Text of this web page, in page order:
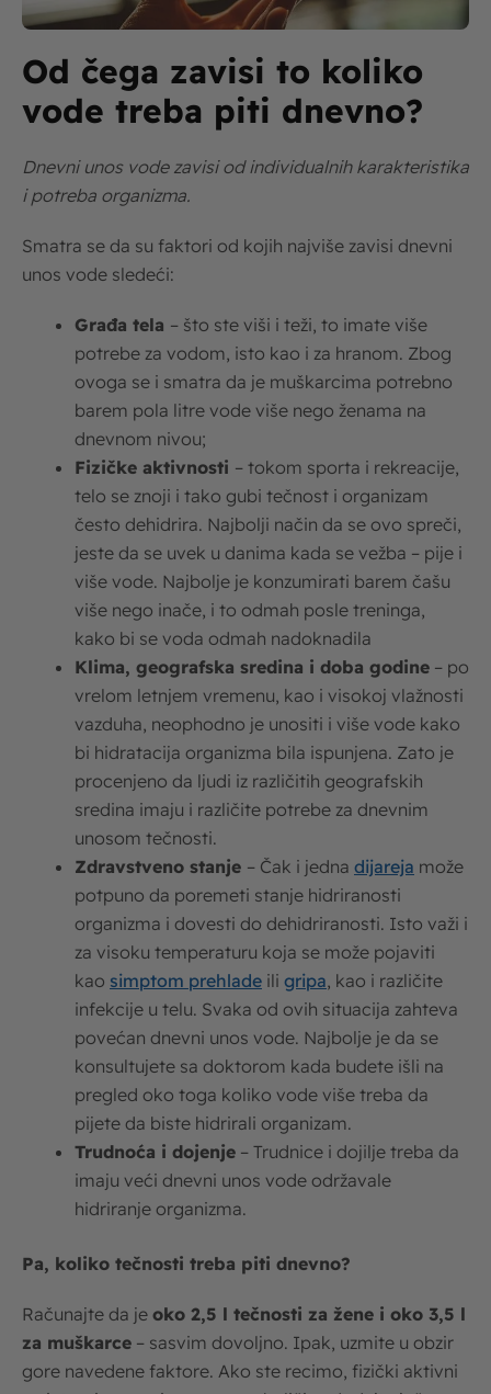
Od čega zavisi to koliko
vode treba piti dnevno?
Dnevni unos vode zavisi od individualnih karakteristika
i potreba organizma.
Smatra se da su faktori od kojih najviše zavisi dnevni
unos vode sledeći:
Građa tela – što ste viši i teži, to imate više
potrebe za vodom, isto kao i za hranom. Zbog
ovoga se i smatra da je muškarcima potrebno
barem pola litre vode više nego ženama na
dnevnom nivou;
Fizičke aktivnosti – tokom sporta i rekreacije,
telo se znoji i tako gubi tečnost i organizam
često dehidrira. Najbolji način da se ovo spreči,
jeste da se uvek u danima kada se vežba – pije i
više vode. Najbolje je konzumirati barem čašu
više nego inače, i to odmah posle treninga,
kako bi se voda odmah nadoknadila
Klima, geografska sredina i doba godine – po
vrelom letnjem vremenu, kao i visokoj vlažnosti
vazduha, neophodno je unositi i više vode kako
bi hidratacija organizma bila ispunjena. Zato je
procenjeno da ljudi iz različitih geografskih
sredina imaju i različite potrebe za dnevnim
unosom tečnosti.
Zdravstveno stanje – Čak i jedna dijareja može
potpuno da poremeti stanje hidriranosti
organizma i dovesti do dehidriranosti. Isto važi i
za visoku temperaturu koja se može pojaviti
kao simptom prehlade ili gripa , kao i različite
infekcije u telu. Svaka od ovih situacija zahteva
povećan dnevni unos vode. Najbolje je da se
konsultujete sa doktorom kada budete išli na
pregled oko toga koliko vode više treba da
pijete da biste hidrirali organizam.
Trudnoća i dojenje – Trudnice i dojilje treba da
imaju veći dnevni unos vode održavale
hidriranje organizma.
Pa, koliko tečnosti treba piti dnevno?
Računajte da je oko 2,5 l tečnosti za žene i oko 3,5 l
za muškarce – sasvim dovoljno. Ipak, uzmite u obzir
gore navedene faktore. Ako ste recimo, fizički aktivni